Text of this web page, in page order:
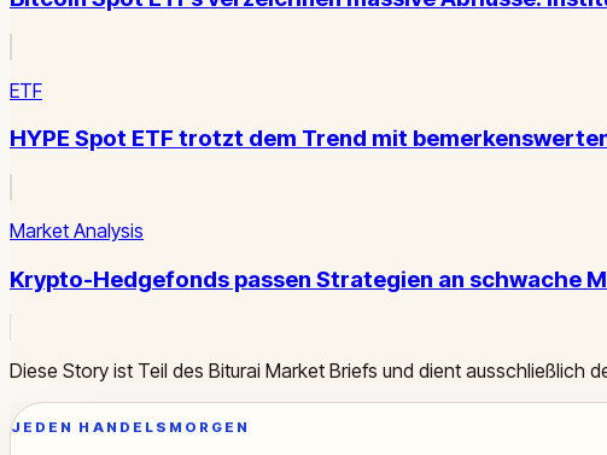
ETF
HYPE Spot ETF trotzt dem Trend mit
Market Analysis
Krypto-Hedgefonds passen Strategien an schwache
Diese Story ist Teil des Biturai Market Briefs und dient ausschließlich
JEDEN HANDELSMORGEN